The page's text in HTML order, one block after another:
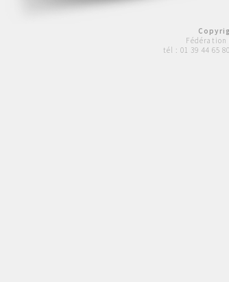
Fédération
tél : 01 39 44 65 80